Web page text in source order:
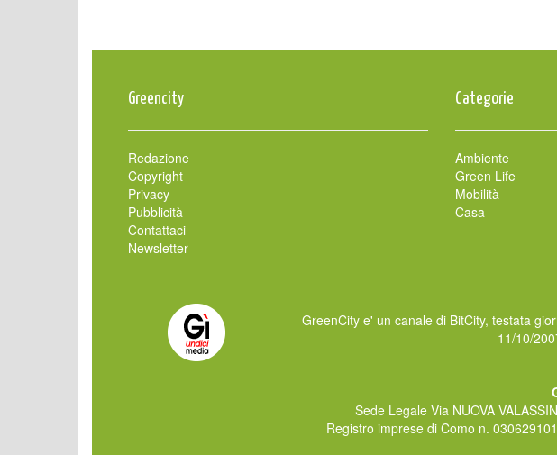
Greencity
Redazione
Copyright
Privacy
Pubblicità
Contattaci
Newsletter
Categorie
Ambiente
Green Life
Mobilità
Casa
GreenCity e' un canale di BitCity, testata
11/10/
Sede Legale Via NUOVA
Registro imprese di Como n.